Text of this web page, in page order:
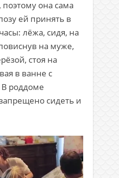
она сама
ей принять в
лёжа, сидя, на
на муже,
стоя на
в ванне с
В роддоме
сидеть и